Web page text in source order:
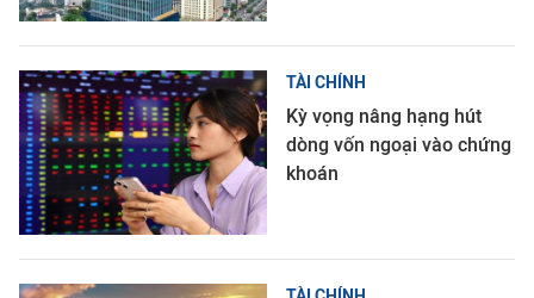
TÀI CHÍNH
Kỳ vọng nâng hạng hút
dòng vốn ngoại vào chứng
khoán